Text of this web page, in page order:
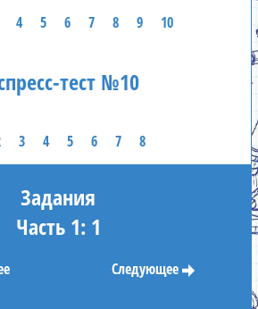
4 5 6 7 8 9 10
тест №10
3 4 5 6 7 8
Задания
Часть 1: 1
Следующее